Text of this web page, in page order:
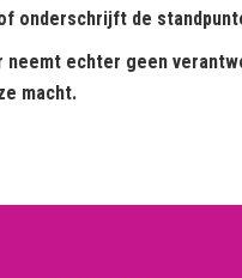
onderschrijft de
echter geen
macht.